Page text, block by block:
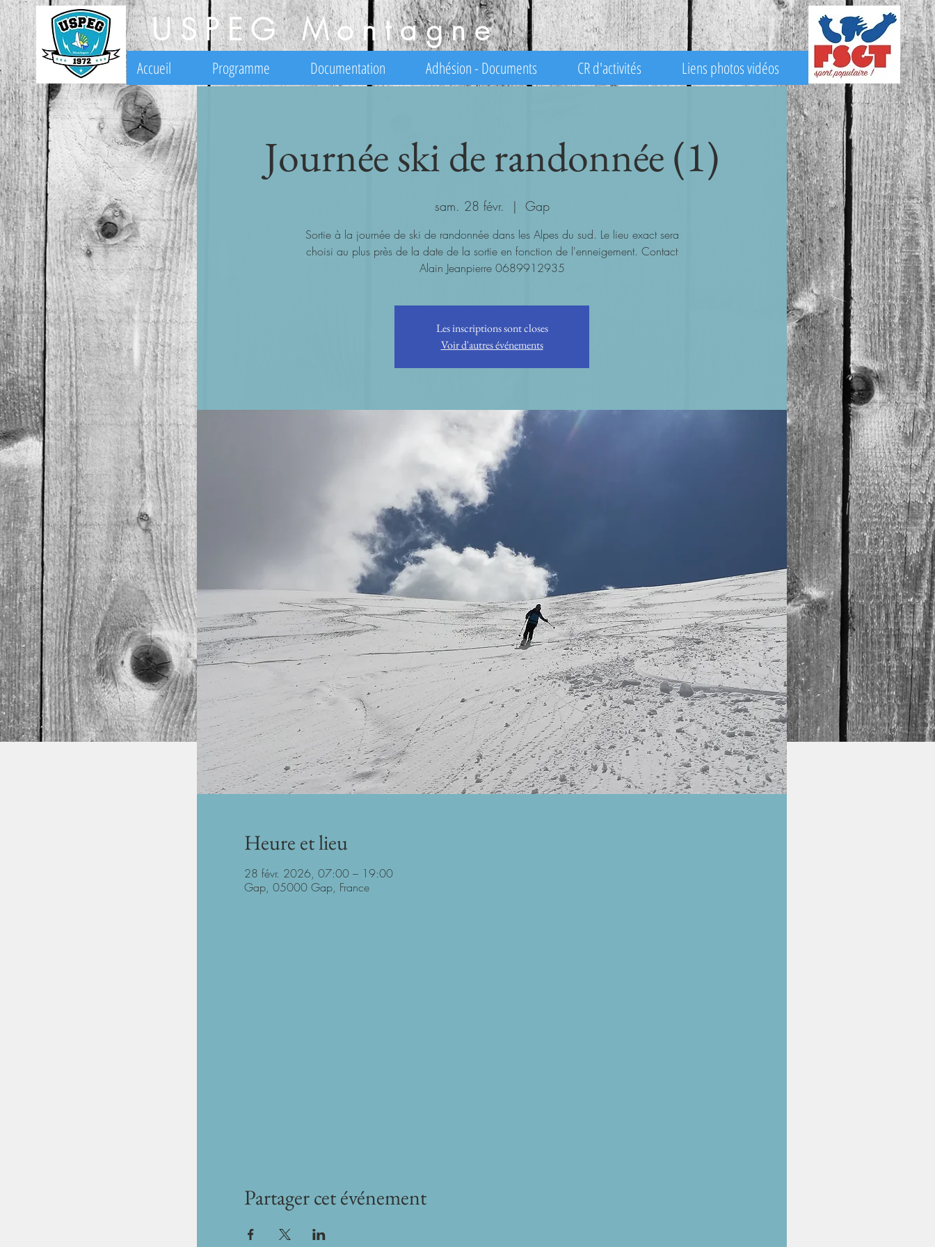
USPEG Montagne
Accueil Programme Documentation Adhésion - Documents CR d'activités Liens photos vidéos
Journée ski de randonnée (1)
sam. 28 févr.
  |
Gap
Sortie à la journée de ski de randonnée dans les Alpes du sud. Le lieu exact sera
choisi au plus près de la date de la sortie en fonction de l'enneigement. Contact
Alain Jeanpierre 0689912935
Les inscriptions sont closes
Voir d'autres événements
Heure et lieu
28 févr. 2026, 07:00 – 19:00
Gap, 05000 Gap, France
Partager cet événement